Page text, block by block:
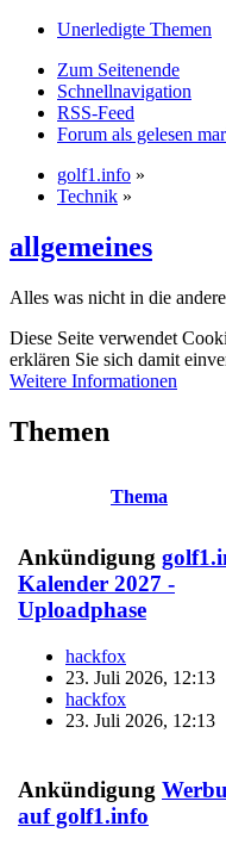
Unerledigte Themen
Zum Seitenende
Schnellnavigation
RSS-Feed
Forum als gelesen
golf1.info »
Technik »
allgemeines
Alles was nicht in die
Diese Seite verwendet
erklären Sie sich damit
Weitere Informationen
Themen
Thema
Ankündigung
Kalender 2027 -
Uploadphase
hackfox
23. Juli 2026, 12:13
hackfox
23. Juli 2026, 12:13
Ankündigung
auf golf1.info